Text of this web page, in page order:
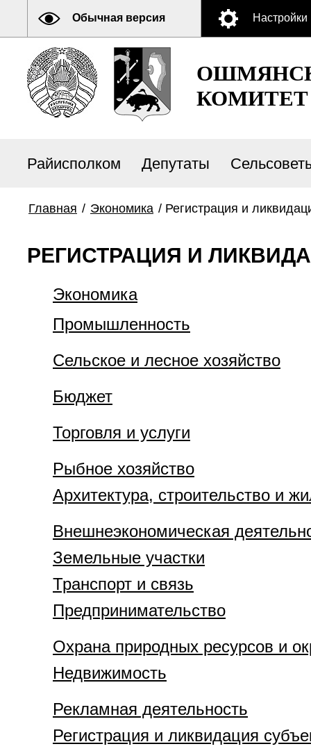
Обычная версия Настройки
КОМИТЕТ
Райисполком Депутаты
Главная / Экономика / Регистрация и
РЕГИСТРАЦИЯ И
Экономика
Промышленность
Сельское и лесное хозяйство
Бюджет
Торговля и услуги
Рыбное хозяйство
Архитектура, строительство и
Внешнеэкономическая
Земельные участки
Транспорт и связь
Предпринимательство
Охрана природных ресурсов и
Недвижимость
Рекламная деятельность
Регистрация и ликвидация